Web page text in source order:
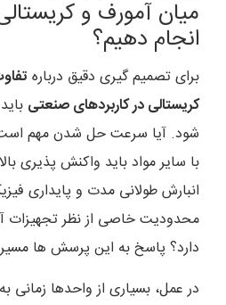
میان آمورف و
انجام دهیم؟
برای تصمیم گیری دقیق درباره
کریستالی در کاربردهای صنعتی
شود. آیا سرعت حل شدن مهم
با سایر مواد باید واکنش پذیری
انبارش طولانی مدت و پایداری
محدودیت خاصی از نظر تجهیزات
دارد؟ پاسخ به این پرسش ها
در عمل، بسیاری از واحدها زمانی